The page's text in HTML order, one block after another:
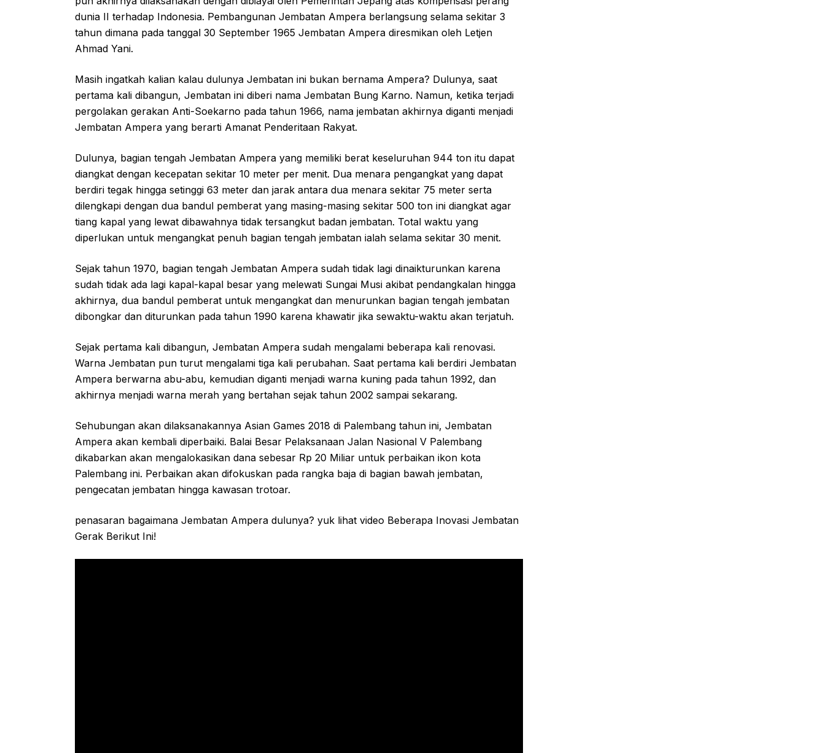
dunia II terhadap Indonesia. Pembangunan Jembatan Ampera berlangsung selama sekitar 3
tahun dimana pada tanggal 30 September 1965 Jembatan Ampera diresmikan oleh Letjen
Ahmad Yani.
Masih ingatkah kalian kalau dulunya Jembatan ini bukan bernama Ampera? Dulunya, saat
pertama kali dibangun, Jembatan ini diberi nama Jembatan Bung Karno. Namun, ketika terjadi
pergolakan gerakan Anti-Soekarno pada tahun 1966, nama jembatan akhirnya diganti menjadi
Jembatan Ampera yang berarti Amanat Penderitaan Rakyat.
Dulunya, bagian tengah Jembatan Ampera yang memiliki berat keseluruhan 944 ton itu dapat
diangkat dengan kecepatan sekitar 10 meter per menit. Dua menara pengangkat yang dapat
berdiri tegak hingga setinggi 63 meter dan jarak antara dua menara sekitar 75 meter serta
dilengkapi dengan dua bandul pemberat yang masing-masing sekitar 500 ton ini diangkat agar
tiang kapal yang lewat dibawahnya tidak tersangkut badan jembatan. Total waktu yang
diperlukan untuk mengangkat penuh bagian tengah jembatan ialah selama sekitar 30 menit.
Sejak tahun 1970, bagian tengah Jembatan Ampera sudah tidak lagi dinaikturunkan karena
sudah tidak ada lagi kapal-kapal besar yang melewati Sungai Musi akibat pendangkalan hingga
akhirnya, dua bandul pemberat untuk mengangkat dan menurunkan bagian tengah jembatan
dibongkar dan diturunkan pada tahun 1990 karena khawatir jika sewaktu-waktu akan terjatuh.
Sejak pertama kali dibangun, Jembatan Ampera sudah mengalami beberapa kali renovasi.
Warna Jembatan pun turut mengalami tiga kali perubahan. Saat pertama kali berdiri Jembatan
Ampera berwarna abu-abu, kemudian diganti menjadi warna kuning pada tahun 1992, dan
akhirnya menjadi warna merah yang bertahan sejak tahun 2002 sampai sekarang.
Sehubungan akan dilaksanakannya Asian Games 2018 di Palembang tahun ini, Jembatan
Ampera akan kembali diperbaiki. Balai Besar Pelaksanaan Jalan Nasional V Palembang
dikabarkan akan mengalokasikan dana sebesar Rp 20 Miliar untuk perbaikan ikon kota
Palembang ini. Perbaikan akan difokuskan pada rangka baja di bagian bawah jembatan,
pengecatan jembatan hingga kawasan trotoar.
penasaran bagaimana Jembatan Ampera dulunya? yuk lihat video Beberapa Inovasi Jembatan
Gerak Berikut Ini!